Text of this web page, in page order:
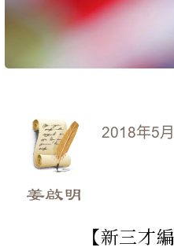
2018年5
姜啟明
【新三